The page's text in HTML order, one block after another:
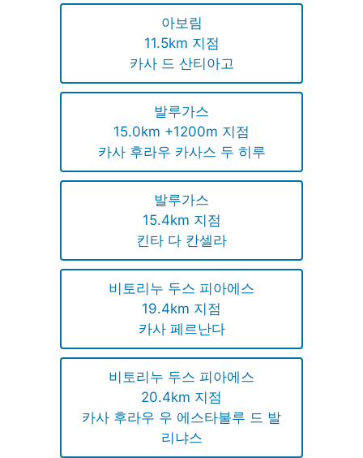
아보림
11.5km 지점
카사 드 산티아고
발루가스
15.0km +1200m 지점
카사 후라우 카사스 두 히루
발루가스
15.4km 지점
킨타 다 칸셀라
비토리누 두스 피아에스
19.4km 지점
카사 페르난다
비토리누 두스 피아에스
20.4km 지점
카사 후라우 우 에스타불루 드 발
리냐스